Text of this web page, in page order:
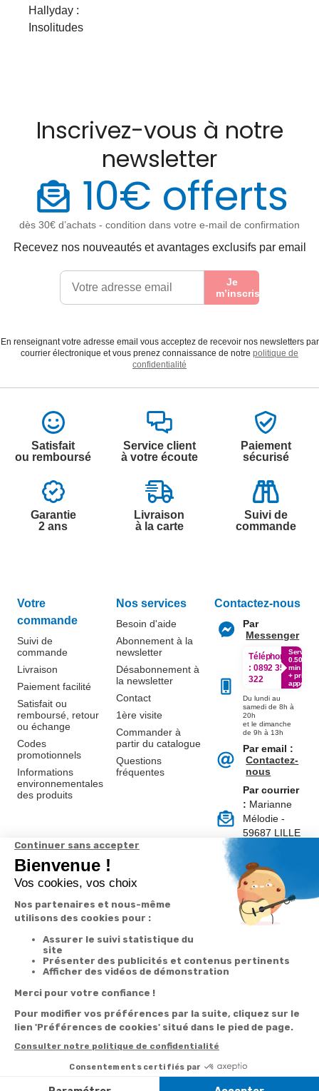
Hallyday :
Insolitudes
Inscrivez-vous à notre
newsletter
10€ offerts
dès 30€ d’achats - condition dans votre e-mail de confirmation
Recevez nos nouveautés et avantages exclusifs par email
Je
m’inscris
En renseignant votre adresse email vous acceptez de recevoir nos newsletters par
courrier électronique et vous prenez connaissance de notre politique de
confidentialité
Satisfait
ou remboursé
Service client
à votre écoute
Paiement
sécurisé
Garantie
2 ans
Livraison
à la carte
Suivi de
commande
Votre
commande
Suivi de
commande
Livraison
Paiement facilité
Satisfait ou
remboursé, retour
ou échange
Codes
promotionnels
Informations
environnementales
des produits
Nos services
Besoin d'aide
Abonnement à la
newsletter
Désabonnement à
la newsletter
Contact
1ère visite
Commander à
partir du catalogue
Questions
fréquentes
A propos de
nous
Avis Clients
Contactez-nous
Par
Messenger
Téléphone
: 0892 350
322
Service
0.50€ /
min
+ prix
appel
Du lundi au
samedi de 8h à
20h
et le dimanche
de 9h à 13h
Par email :
Contactez-
nous
Par courrier
: Marianne
Mélodie -
59687 LILLE
Suivez-nous
Données
cookies
Paramétrer
vente